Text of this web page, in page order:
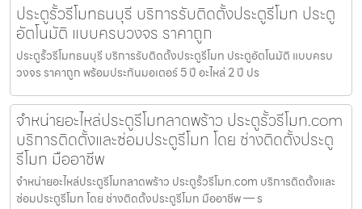
ประตูรั้วรีโมทธนบุรี บริการรับติดตั้งประตูรีโมท ประตู
อัตโนมัติ แบบครบวงจร ราคาถูก
ประตูรั้วรีโมทธนบุรี บริการรับติดตั้งประตูรีโมท ประตูอัตโนมัติ แบบครบ
วงจร ราคาถูก พร้อมประกันมอเตอร์ 5 ปี อะไหล่ 2 ปี ปร
จำหน่ายอะไหล่ประตูรีโมทลาดพร้าว ประตูรั้วรีโมท.com
บริการติดตั้งและซ่อมประตูรีโมท โดย ช่างติดตั้งประตู
รีโมท มืออาชีพ
จำหน่ายอะไหล่ประตูรีโมทลาดพร้าว ประตูรั้วรีโมท.com บริการติดตั้งและ
ซ่อมประตูรีโมท โดย ช่างติดตั้งประตูรีโมท มืออาชีพ — ร